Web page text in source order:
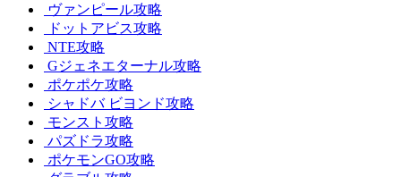
ヴァンピール攻略
ドットアビス攻略
NTE攻略
Gジェネエターナル攻略
ポケポケ攻略
シャドバ ビヨンド攻略
モンスト攻略
パズドラ攻略
ポケモンGO攻略